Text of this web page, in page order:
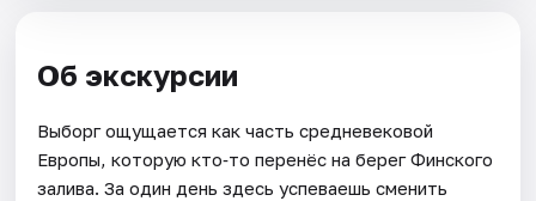
Об экскурсии
Выборг ощущается как часть средневековой
Европы, которую кто‑то перенёс на берег Финского
залива. За один день здесь успеваешь сменить